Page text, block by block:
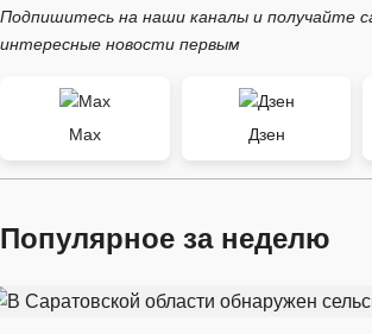
Подпишитесь на наши каналы и получайте
интересные новости первым
Max Дзен
Популярное за неделю